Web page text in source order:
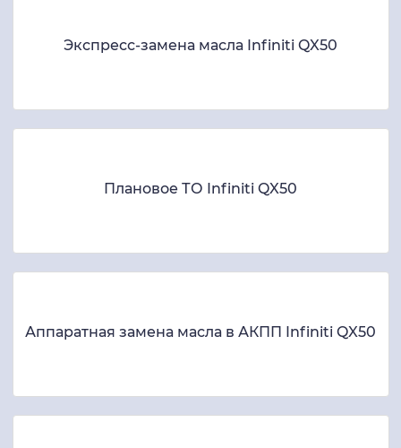
Экспресс-замена масла Infiniti QX50
Плановое ТО Infiniti QX50
Аппаратная замена масла в АКПП Infiniti QX50